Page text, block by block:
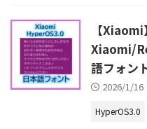
【
Xiaomi/
語フォン
2026/1/16
HyperOS3.0